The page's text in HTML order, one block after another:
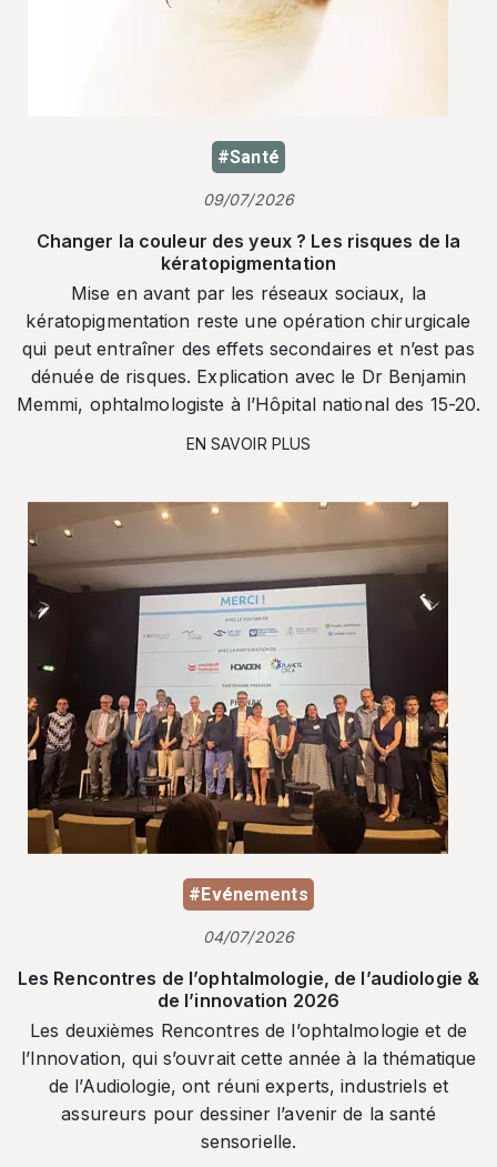
#Santé
09/07/2026
Changer la couleur des yeux ? Les risques de la
kératopigmentation
Mise en avant par les réseaux sociaux, la
kératopigmentation reste une opération chirurgicale
qui peut entraîner des effets secondaires et n’est pas
dénuée de risques. Explication avec le Dr Benjamin
Memmi, ophtalmologiste à l’Hôpital national des 15-20.
EN SAVOIR PLUS
#Evénements
04/07/2026
Les Rencontres de l’ophtalmologie, de l’audiologie &
de l’innovation 2026
Les deuxièmes Rencontres de l’ophtalmologie et de
l’Innovation, qui s’ouvrait cette année à la thématique
de l’Audiologie, ont réuni experts, industriels et
assureurs pour dessiner l’avenir de la santé
sensorielle.